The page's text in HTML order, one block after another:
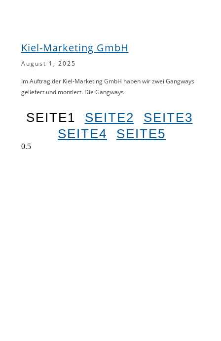
Kiel-Marketing GmbH
August 1, 2025
Im Auftrag der Kiel-Marketing GmbH haben wir zwei Gangways
geliefert und montiert. Die Gangways
SEITE1 SEITE2 SEITE3
SEITE4 SEITE5